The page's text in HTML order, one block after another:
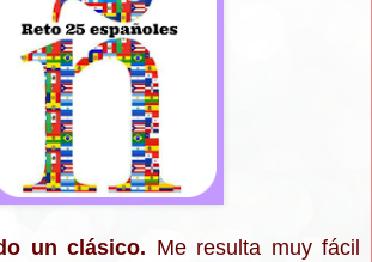
un clásico. Me resulta muy fácil